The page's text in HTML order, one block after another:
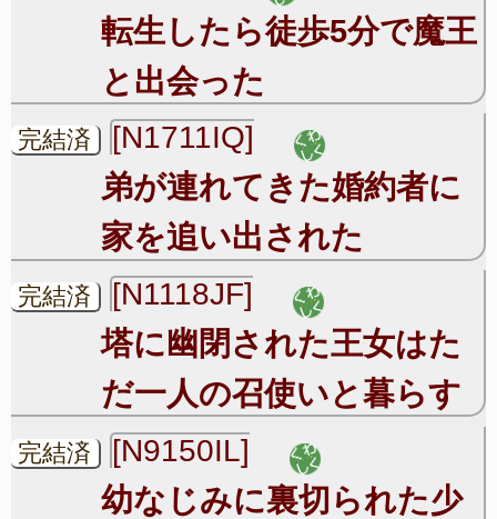
転生したら徒歩5分で魔王
と出会った
完結済 [N1711IQ]
弟が連れてきた婚約者に
家を追い出された
完結済 [N1118JF]
塔に幽閉された王女はた
だ一人の召使いと暮らす
完結済 [N9150IL]
幼なじみに裏切られた少